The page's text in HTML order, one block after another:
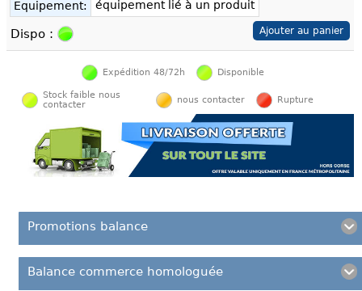
Equipement: équipement lié à un produit
Dispo :
Expédition 48/72h Disponible
Stock faible nous
contacter
nous contacter Rupture
Promotions balance
Balance commerce homologuée